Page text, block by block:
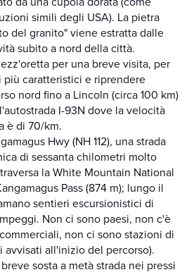
simili degli USA). La pietra
del granito" viene estratta dalle
subito a nord della città.
per una breve visita, per
caratteristici e riprendere
nord fino a Lincoln (circa 100 km)
I-93N dove la velocità
è di 70/km.
Hwy (NH 112), una strada
di sessanta chilometri molto
la White Mountain National
Pass (874 m); lungo il
sentieri escursionistici di
Non ci sono paesi, non c'è
non ci sono stazioni di
avvisati all'inizio del percorso).
sosta a metà strada nei pressi